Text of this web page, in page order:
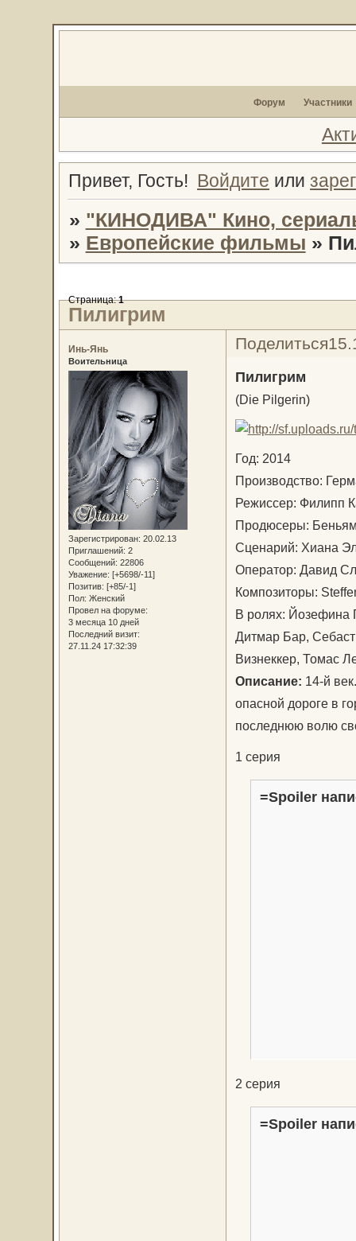
Форум Участники
Привет, Гость! Войдите или
» "КИНОДИВА" Кино,
» Европейские фильмы »
Пилигрим
Страница:1
Поделиться
Инь-Янь
Воительница
Зарегистрирован: 20.02.13
Приглашений: 2
Сообщений: 22806
Уважение: [+5698/-11]
Позитив: [+85/-1]
Пол: Женский
Провел на форуме:
3 месяца 10 дней
Последний визит:
27.11.24 17:32:39
Пилигрим
(Die Pilgerin)
Год: 2014
Производство:
Режиссер: Филипп
Продюсеры:
Сценарий: Хиана
Оператор: Давид
Композиторы:
В ролях: Йозефина
Дитмар Бар,
Визнеккер, Томас
Описание: 14-й
опасной дороге в
последнюю волю
1 серия
=Spoiler
2 серия
=Spoiler